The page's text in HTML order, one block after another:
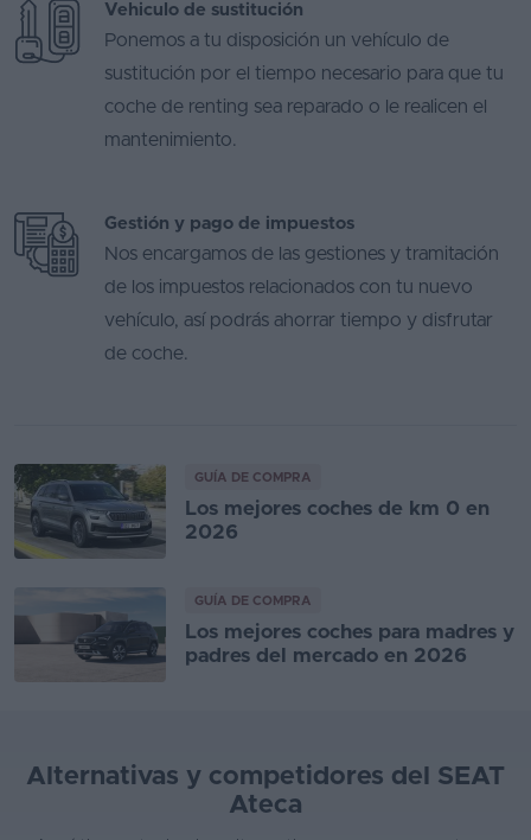
Vehiculo de sustitución
Ponemos a tu disposición un vehículo de
sustitución por el tiempo necesario para que tu
coche de renting sea reparado o le realicen el
mantenimiento.
Gestión y pago de impuestos
Nos encargamos de las gestiones y tramitación
de los impuestos relacionados con tu nuevo
vehículo, así podrás ahorrar tiempo y disfrutar
de coche.
GUÍA DE COMPRA
Los mejores coches de km 0 en
2026
GUÍA DE COMPRA
Los mejores coches para madres y
padres del mercado en 2026
Alternativas y competidores del SEAT
Ateca